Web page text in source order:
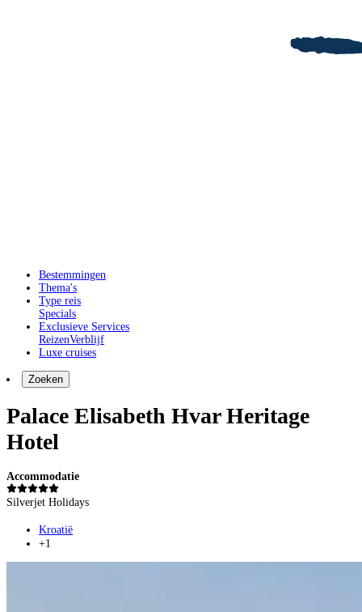
Bestemmingen
Thema's
Type reis
Specials
Exclusieve Services
ReizenVerblijf
Luxe cruises
Zoeken
Palace Elisabeth Hvar Heritage
Hotel
Accommodatie
Silverjet Holidays
Kroatië
+1